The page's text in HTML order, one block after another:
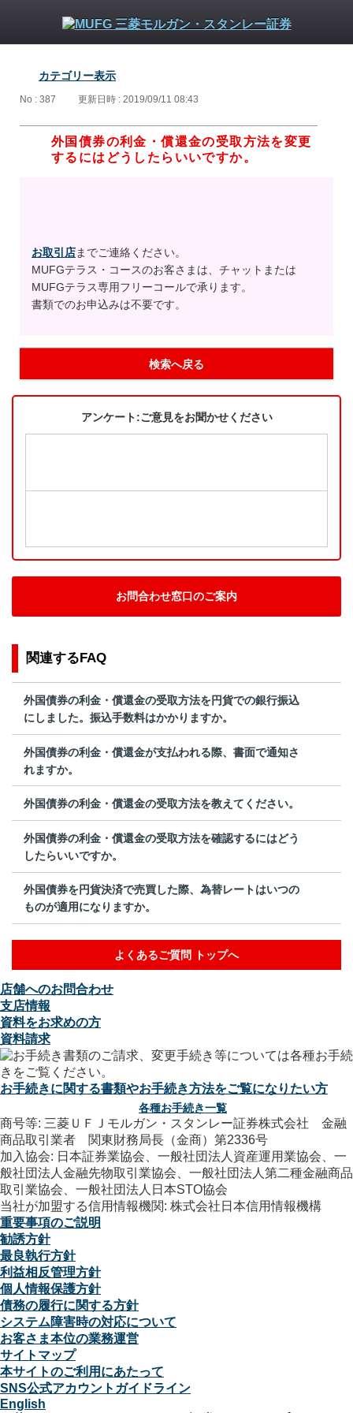
カテゴリー表示
No : 387 更新日時 : 2019/09/11 08:43
外国債券の利金・償還金の受取方法を変更
するにはどうしたらいいですか。
お取引店までご連絡ください。
MUFGテラス・コースのお客さまは、チャットまたは
MUFGテラス専用フリーコールで承ります。
書類でのお申込みは不要です。
検索へ戻る
アンケート:ご意見をお聞かせください
お問合わせ窓口のご案内
関連するFAQ
外国債券の利金・償還金の受取方法を円貨での銀行振込
にしました。振込手数料はかかりますか。
外国債券の利金・償還金が支払われる際、書面で通知さ
れますか。
外国債券の利金・償還金の受取方法を教えてください。
外国債券の利金・償還金の受取方法を確認するにはどう
したらいいですか。
外国債券を円貨決済で売買した際、為替レートはいつの
ものが適用になりますか。
よくあるご質問 トップへ
店舗へのお問合わせ
支店情報
資料をお求めの方
資料請求
お手続きに関する書類やお手続き方法をご覧になりたい方
各種お手続き一覧
商号等: 三菱ＵＦＪモルガン・スタンレー証券株式会社 金融
商品取引業者 関東財務局長（金商）第2336号
加入協会: 日本証券業協会、一般社団法人資産運用業協会、一
般社団法人金融先物取引業協会、一般社団法人第二種金融商品
取引業協会、一般社団法人日本STO協会
当社が加盟する信用情報機関: 株式会社日本信用情報機構
重要事項のご説明
勧誘方針
最良執行方針
利益相反管理方針
個人情報保護方針
債務の履行に関する方針
システム障害時の対応について
お客さま本位の業務運営
サイトマップ
本サイトのご利用にあたって
SNS公式アカウントガイドライン
English